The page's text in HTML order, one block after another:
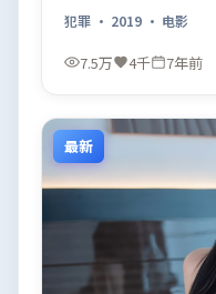
犯罪 · 2019 · 电影
7.5万 4千 7年前
最新